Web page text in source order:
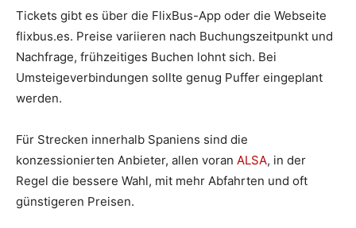
Tickets gibt es über die FlixBus-App oder die Webseite
flixbus.es. Preise variieren nach Buchungszeitpunkt und
Nachfrage, frühzeitiges Buchen lohnt sich. Bei
Umsteigeverbindungen sollte genug Puffer eingeplant
werden.
Für Strecken innerhalb Spaniens sind die
konzessionierten Anbieter, allen voran ALSA, in der
Regel die bessere Wahl, mit mehr Abfahrten und oft
günstigeren Preisen.